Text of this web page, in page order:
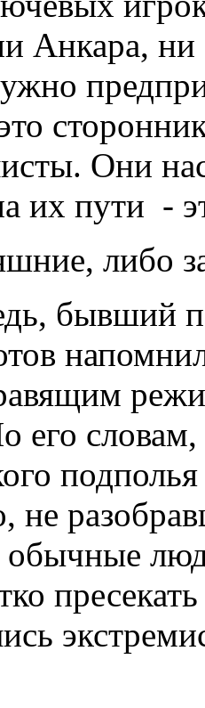
Анкара,
Они
их пути -
либо
бывший
его
не
обычные